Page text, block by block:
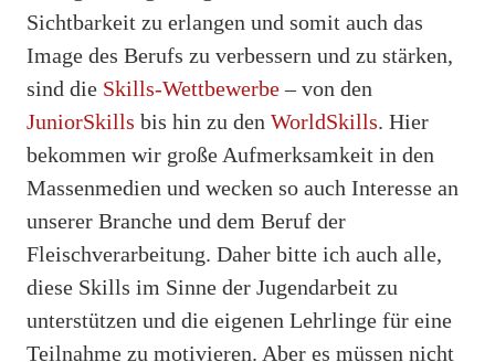
Sichtbarkeit zu erlangen und somit auch das
Image des Berufs zu verbessern und zu stärken,
sind die Skills-Wettbewerbe– von den
JuniorSkills bis hin zu den WorldSkills. Hier
bekommen wir große Aufmerksamkeit in den
Massenmedien und wecken so auch Interesse an
unserer Branche und dem Beruf der
Fleischverarbeitung. Daher bitte ich auch alle,
diese Skills im Sinne der Jugendarbeit zu
unterstützen und die eigenen Lehrlinge für eine
Teilnahme zu motivieren. Aber es müssen nicht